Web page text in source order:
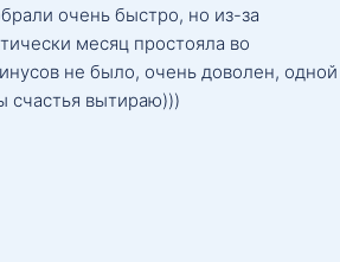
очень быстро, но из-за
месяц простояла во
не было, очень доволен, одной
счастья вытираю)))